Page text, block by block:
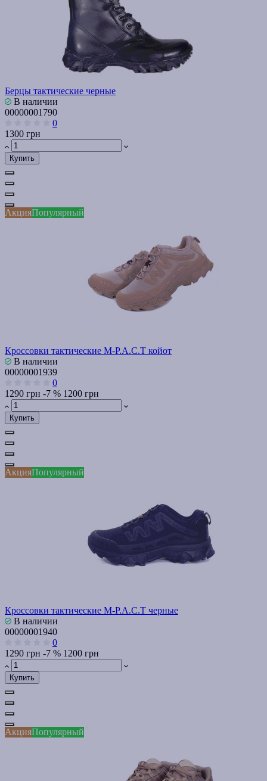
Берцы тактические черные
В наличии
00000001790
0
1300 грн
Купить
АкцияПопулярный
Кроссовки тактические M-P.A.C.T койот
В наличии
00000001939
0
1290 грн -7 % 1200 грн
Купить
АкцияПопулярный
Кроссовки тактические M-P.A.C.T черные
В наличии
00000001940
0
1290 грн -7 % 1200 грн
Купить
АкцияПопулярный